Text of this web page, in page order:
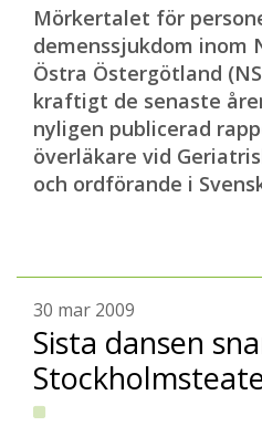
Mörkertalet för
demenssjukdom inom
Östra Östergötland
kraftigt de senaste
nyligen publicerad
överläkare vid
och ordförande i
30 mar 2009
Sista dansen